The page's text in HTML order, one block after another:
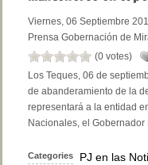
Viernes, 06 Septiembre
Prensa Gobernación de
(0 votes)
Los Teques, 06 de
de abanderamiento de la
representará a la entidad
Nacionales, el
Categories PJ en las